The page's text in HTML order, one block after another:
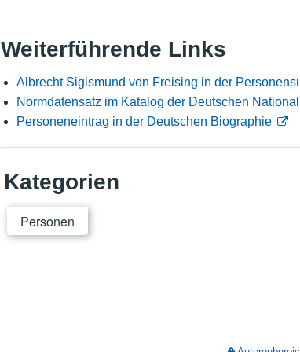
Weiterführende Links
Albrecht Sigismund von Freising in der
Normdatensatz im Katalog der Deutschen
Personeneintrag in der Deutschen Biographie
Kategorien
Personen